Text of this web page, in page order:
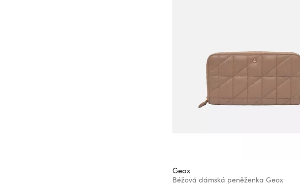
Geox
Béžová dámská peněženka Geox